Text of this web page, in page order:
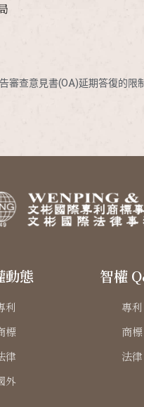
審查意見書(OA)延期答復的限
動態
利
標
律
外
智權
專利
商標
法律